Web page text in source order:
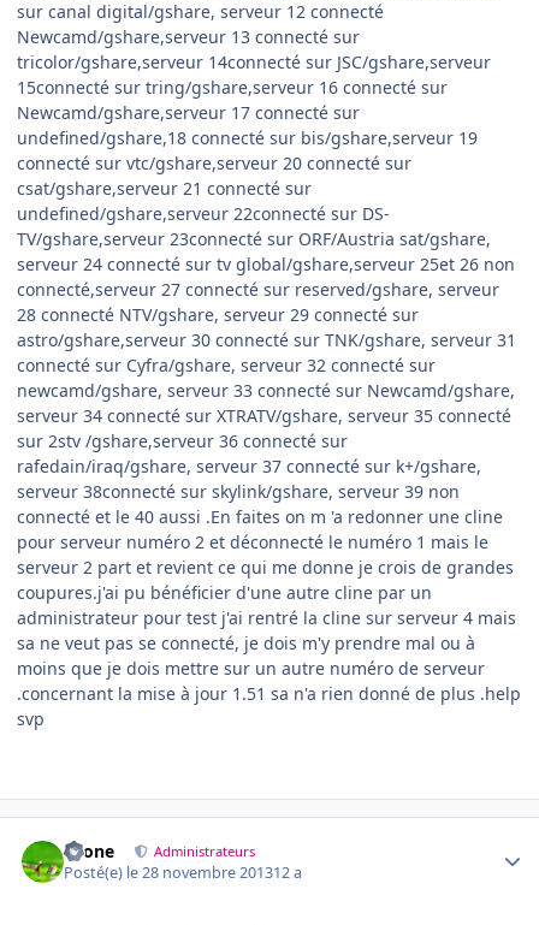
sur canal digital/gshare, serveur 12 connecté
Newcamd/gshare,serveur 13 connecté sur
tricolor/gshare,serveur 14connecté sur JSC/gshare,serveur
15connecté sur tring/gshare,serveur 16 connecté sur
Newcamd/gshare,serveur 17 connecté sur
undefined/gshare,18 connecté sur bis/gshare,serveur 19
connecté sur vtc/gshare,serveur 20 connecté sur
csat/gshare,serveur 21 connecté sur
undefined/gshare,serveur 22connecté sur DS-
TV/gshare,serveur 23connecté sur ORF/Austria sat/gshare,
serveur 24 connecté sur tv global/gshare,serveur 25et 26 non
connecté,serveur 27 connecté sur reserved/gshare, serveur
28 connecté NTV/gshare, serveur 29 connecté sur
astro/gshare,serveur 30 connecté sur TNK/gshare, serveur 31
connecté sur Cyfra/gshare, serveur 32 connecté sur
newcamd/gshare, serveur 33 connecté sur Newcamd/gshare,
serveur 34 connecté sur XTRATV/gshare, serveur 35 connecté
sur 2stv /gshare,serveur 36 connecté sur
rafedain/iraq/gshare, serveur 37 connecté sur k+/gshare,
serveur 38connecté sur skylink/gshare, serveur 39 non
connecté et le 40 aussi .En faites on m 'a redonner une cline
pour serveur numéro 2 et déconnecté le numéro 1 mais le
serveur 2 part et revient ce qui me donne je crois de grandes
coupures.j'ai pu bénéficier d'une autre cline par un
administrateur pour test j'ai rentré la cline sur serveur 4 mais
sa ne veut pas se connecté, je dois m'y prendre mal ou à
moins que je dois mettre sur un autre numéro de serveur
.concernant la mise à jour 1.51 sa n'a rien donné de plus .help
svp
chone Administrateurs
Posté(e) le 28 novembre 201312 a